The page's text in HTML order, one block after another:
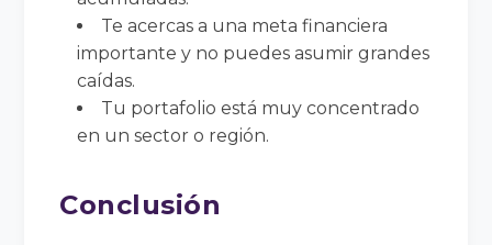
Te acercas a una meta financiera
importante y no puedes asumir grandes
caídas.
Tu portafolio está muy concentrado
en un sector o región.
Conclusión